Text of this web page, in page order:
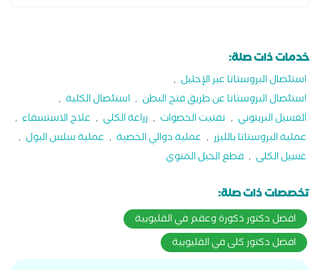
خدمات ذات صلة:
استئصال البروستاتا عبر الإحليل ,
استئصال البروستاتا عن طريق فتح البطن , استئصال الكلية ,
الغسيل البريتوني , تفتيت الحصوات , زراعة الكلى , علاج الاستسقاء ,
عملية البروستاتا بالليزر , عملية دوالي الخصية , عملية سلس البول ,
غسيل الكلى , قطع الحبل المنوي
تخصصات ذات صلة:
افضل دكتور ذكورة وعقم في القليوبية
افضل دكتور كلى في القليوبية